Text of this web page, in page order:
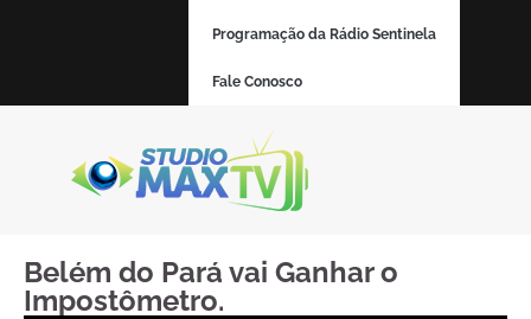
Programação da Rádio Sentinela
Fale Conosco
Belém do Pará vai Ganhar o
Impostômetro.